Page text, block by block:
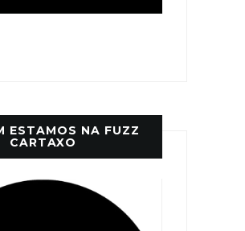
ESTAMOS NA FUZZ
CARTAXO